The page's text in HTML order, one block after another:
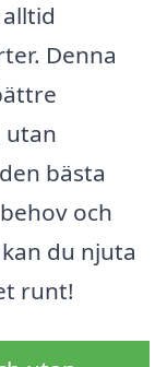
Denna
utan
bästa
och
du njuta
runt!